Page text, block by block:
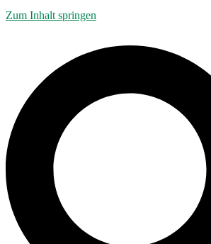
Zum Inhalt springen